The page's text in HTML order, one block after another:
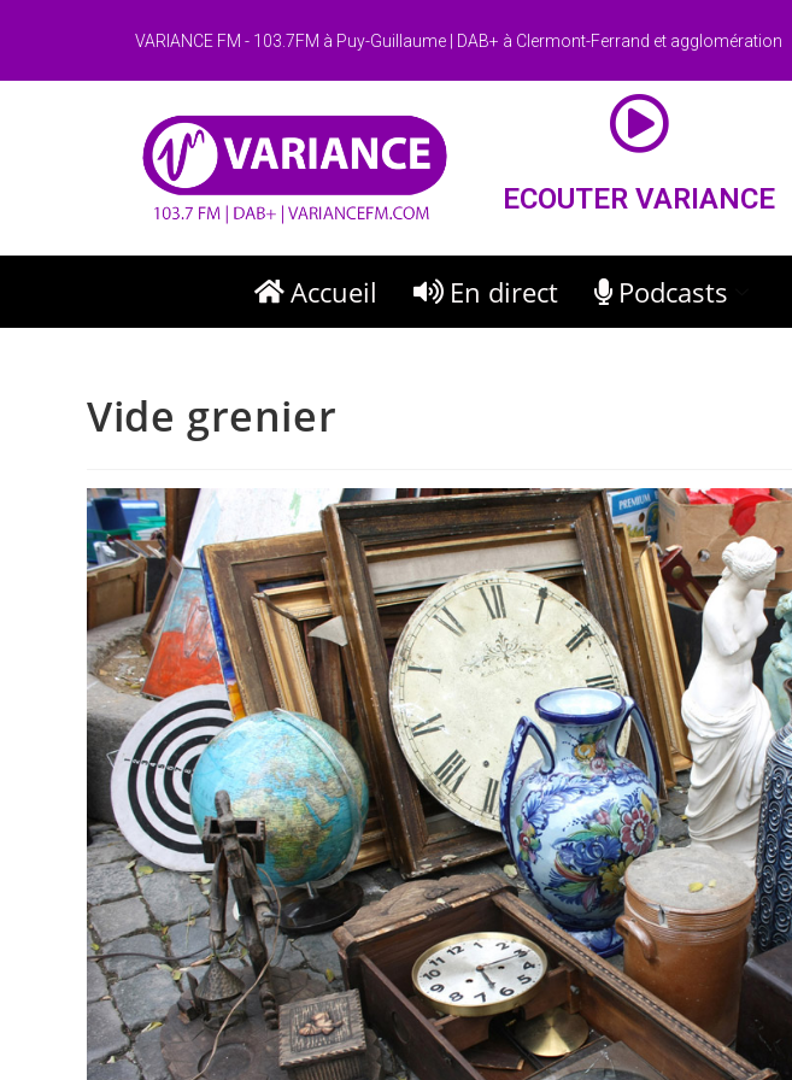
VARIANCE FM - 103.7FM à Puy-Guillaume | DAB+ à Clermont-Ferrand et agglomération
ECOUTER VARIANCE
Accueil En direct Podcasts
Vide grenier